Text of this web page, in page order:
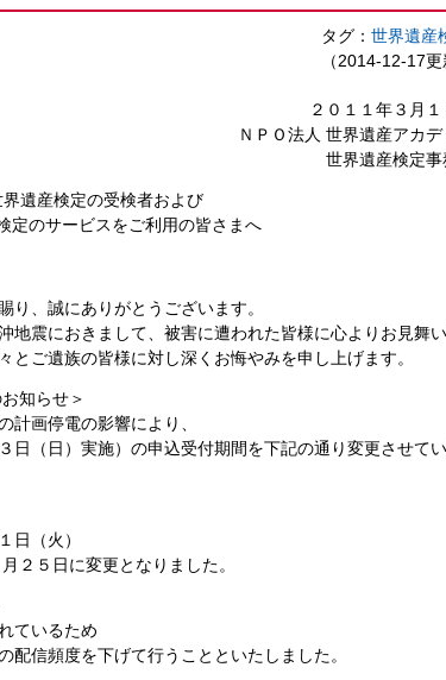
タグ： 世界遺産
（2014-12-17更
２０１１年３月１
ＮＰＯ法人 世界遺産アカデ
世界遺産検定事
界遺産検定の受検者および
定のサービスをご利用の皆さまへ
、誠にありがとうございます。
地震におきまして、被害に遭われた皆様に心よりお見舞
とご遺族の皆様に対し深くお悔やみを申し上げます。
知らせ＞
計画停電の影響により、
日（日）実施）の申込受付期間を下記の通り変更させて
日（火）
２５日に変更となりました。
ているため
配信頻度を下げて行うことといたしました。